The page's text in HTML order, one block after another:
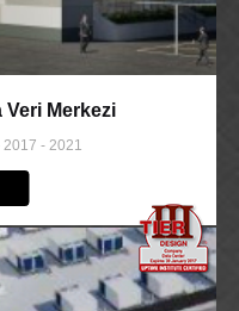
Merkezi
2017 - 2021